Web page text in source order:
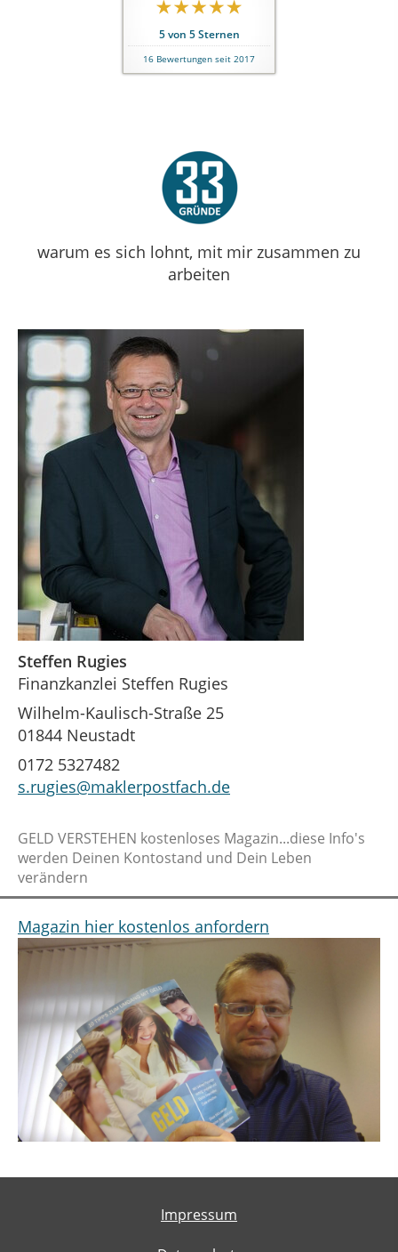
5von 5Sternen
16 Bewertungen seit 2017
warum es sich lohnt, mit mir zusammen zu
arbeiten
Steffen Rugies
Finanzkanzlei Steffen Rugies
Wilhelm-Kaulisch-Straße 25
01844 Neustadt
0172 5327482
s.rugies@maklerpostfach.de
GELD VERSTEHEN kostenloses Magazin...diese Info's
werden Deinen Kontostand und Dein Leben
verändern
Magazin hier kostenlos anfordern
Impressum